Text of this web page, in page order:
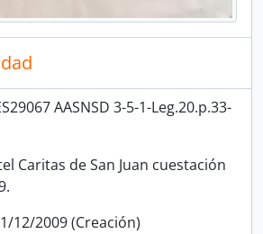
AASNSD 3-5-1-Leg.20.p.33-
Caritas de San Juan cuestación
12/2009 (Creación)